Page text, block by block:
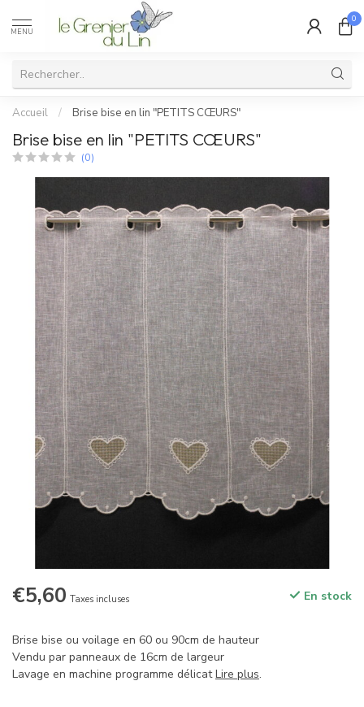
MENU
0
Accueil / Brise bise en lin "PETITS CŒURS"
Brise bise en lin "PETITS CŒURS"
(0)
€5,60 Taxes incluses En stock
Brise bise ou voilage en 60 ou 90cm de hauteur
Vendu par panneaux de 16cm de largeur
Lavage en machine programme délicatLire plus.